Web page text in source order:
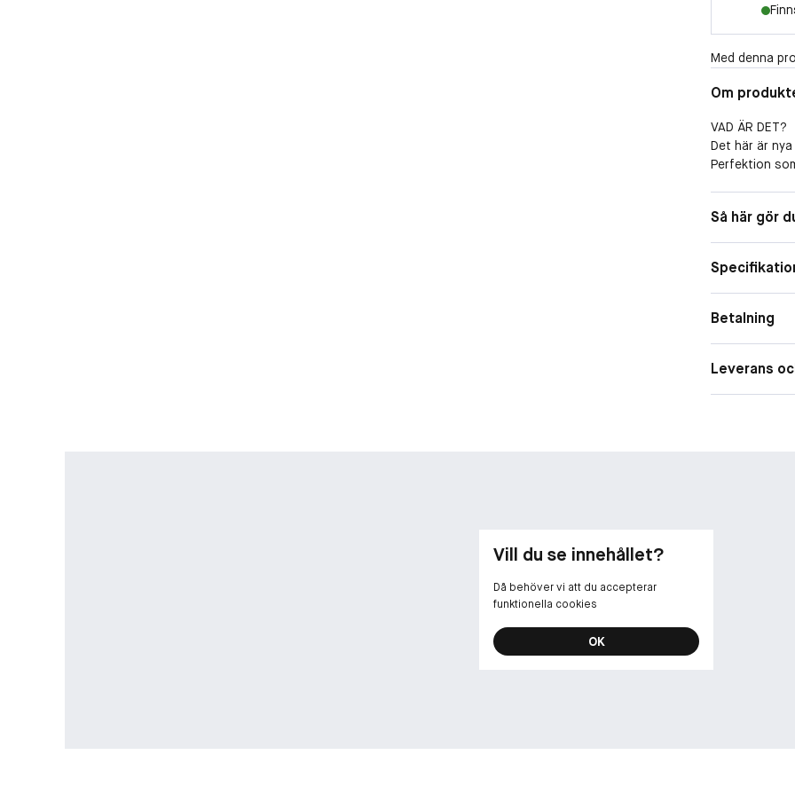
Med denna
Om
VAD ÄR DET?
Det här är
Perfektion
mot-hud-
bar. Den nya
den.
RESULTAT
Så här gör
Betalning
Leverans
Vill du se innehållet?
Då behöver vi att du accepterar
funktionella cookies
OK